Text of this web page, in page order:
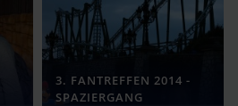
3. FANTREFFEN 2014 -
SPAZIERGANG